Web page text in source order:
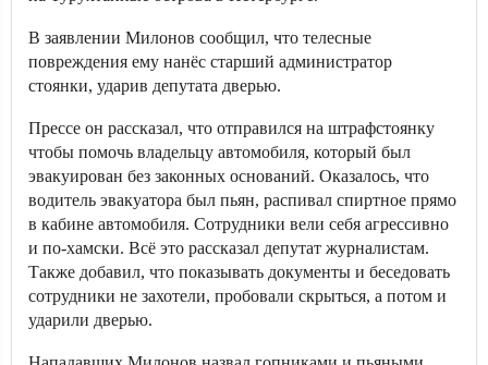
В заявлении Милонов сообщил, что телесные
повреждения ему нанёс старший администратор
стоянки, ударив депутата дверью.
Прессе он рассказал, что отправился на штрафстоянку
чтобы помочь владельцу автомобиля, который был
эвакуирован без законных оснований. Оказалось, что
водитель эвакуатора был пьян, распивал спиртное прямо
в кабине автомобиля. Сотрудники вели себя агрессивно
и по-хамски. Всё это рассказал депутат журналистам.
Также добавил, что показывать документы и беседовать
сотрудники не захотели, пробовали скрыться, а потом и
ударили дверью.